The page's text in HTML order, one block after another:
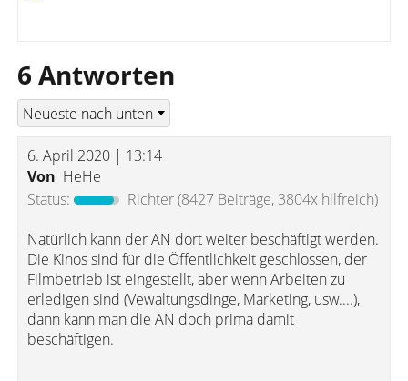
6 Antworten
6. April 2020 | 13:14
Von HeHe
Status:
Richter(8427 Beiträge, 3804x hilfreich)
Natürlich kann der AN dort weiter beschäftigt werden.
Die Kinos sind für die Öffentlichkeit geschlossen, der
Filmbetrieb ist eingestellt, aber wenn Arbeiten zu
erledigen sind (Vewaltungsdinge, Marketing, usw....),
dann kann man die AN doch prima damit
beschäftigen.